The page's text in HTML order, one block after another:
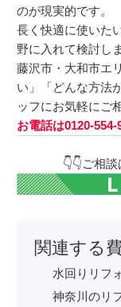
のが現実的です。
長く快適に使いた
野に入れて検討し
藤沢市・大和市エ
い」「どんな方法
ッフにお気軽にご
お電話は0120-554-
👇👇ご相
関連する
水回りリフ
神奈川のリ